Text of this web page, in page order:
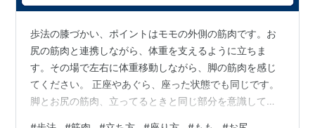
歩法の膝づかい、ポイントはモモの外側の筋肉です。お
尻の筋肉と連携しながら、体重を支えるように立ちま
す。その場で左右に体重移動しながら、脚の筋肉を感じ
てください。 正座やあぐら、座った状態でも同じです。
脚とお尻の筋肉、立ってるときと同じ部分を意識して、